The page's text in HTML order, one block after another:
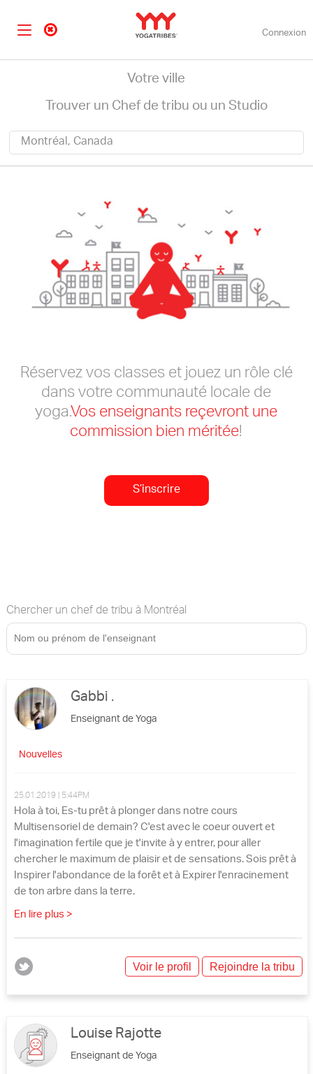
Connexion
Votre ville
Trouver un Chef de tribu ou un Studio
Réservez vos classes et jouez un rôle clé
dans votre communauté locale de
yoga.Vos enseignants reçevront une
commission bien méritée!
S’inscrire
Chercher un chef de tribu à Montréal
Gabbi .
Enseignant de Yoga
Nouvelles
25.01.2019 | 5:44PM
Hola à toi, Es-tu prêt à plonger dans notre cours
Multisensoriel de demain? C'est avec le coeur ouvert et
l'imagination fertile que je t'invite à y entrer, pour aller
chercher le maximum de plaisir et de sensations. Sois prêt à
Inspirer l'abondance de la forêt et à Expirer l'enracinement
de ton arbre dans la terre.
En lire plus >
Voir le profil Rejoindre la tribu
Louise Rajotte
Enseignant de Yoga